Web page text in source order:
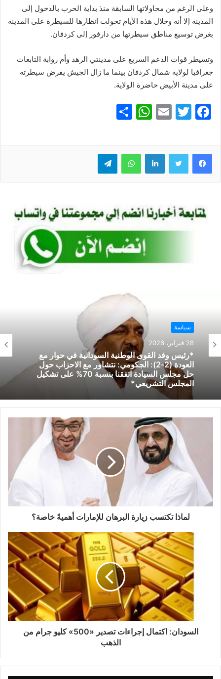
وعلى الرغم من محاولاتها السابقة منذ بداية الحرب بالدخول إلى
المدينة إلا أنه وخلال هذه الأيام تحولت انظارها للسيطرة على المدينة
بغرض توسيع مناطق سيطرتها من دارفور إلى كردفان.
وتسيطر قوات الدعم السريع على مدينتي الرهد وأم روابة التابعات
جغرافيا لولاية شمال كردفان بينما ما زال الجيش يفرض سيطرته
على مدينة الأبيض حاضرة الولاية.
F
c
e
b
o
k
T
itt
er
E
ai
l
W
at
s
A
p
ar
e
لينكدإن واتساب تيلقرام
سياسة
28 فبراير، 2026
*رئيس وفد القوى الوطنية السودانية في حوار مع
العودة (2-2): الجكومي: نتشاور مع الاحزاب حول
حل مجلس السيادة اتفقنا بنسبة 70% على تشكيل
المجلس التشريعي*
لماذا تكتسب زيارة البرهان للإمارات أهميةً خاصة؟
السودان: اكتمال إجراءات تصدير «500» كليو جرام من
الذهب